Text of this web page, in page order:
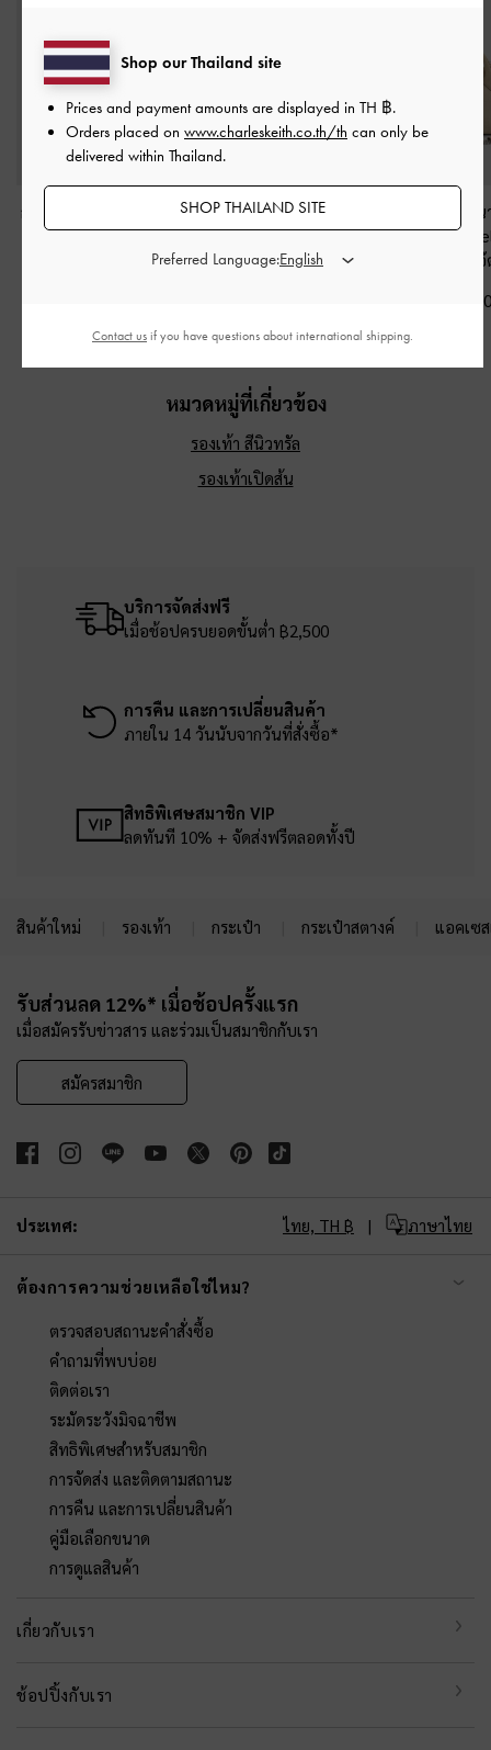
กระเป๋าสะพายไหล่ดีเทล
สายโซ่และสายคาดด้าน
สีดิสเท
กระเป๋าโท้ทดีเทลสายโซ่
และสายคาดด้านข้างรุ่น
Delfina-สีดิสเทรสด์แทน
กระเป๋าโท้ทข
ประดับโซ่รุ่น
สีดัสเต็ดโ
฿3,390.00
หมวดหมู่ที่เกี่ยวข้อง
รองเท้า สีนิวทรัล
รองเท้าเปิดส้น
บริการจัดส่งฟรี
เมื่อช้อปครบยอดขั้นต่ำ ฿2,500
การคืน และการเปลี่ยนสินค้า
ภายใน 14 วันนับจากวันที่สั่งซื้อ*
สิทธิพิเศษสมาชิก VIP
ลดทันที 10% + จัดส่งฟรีตลอดทั้งปี
สินค้าใหม่ รองเท้า กระเป๋า กระเป๋าสตางค์ แอคเซ
รับส่วนลด 12%* เมื่อช้อปครั้งแรก
เมื่อสมัครรับข่าวสาร และร่วมเป็นสมาชิกกับเรา
สมัครสมาชิก
ประเทศ: ไทย, TH ฿ ภาษาไทย
ต้องการความช่วยเหลือใช่ไหม?
ตรวจสอบสถานะคำสั่งซื้อ
คำถามที่พบบ่อย
ติดต่อเรา
ระมัดระวังมิจฉาชีพ
สิทธิพิเศษสำหรับสมาชิก
การจัดส่ง และติดตามสถานะ
การคืน และการเปลี่ยนสินค้า
คู่มือเลือกขนาด
การดูแลสินค้า
เกี่ยวกับเรา
ช้อปปิ้งกับเรา
Shop our Thailand site
Prices and payment amounts are displayed in TH ฿.
Orders placed on www.charleskeith.co.th/th can only be
delivered within Thailand.
SHOP THAILAND SITE
Preferred Language:
Contact us if you have questions about international shipping.